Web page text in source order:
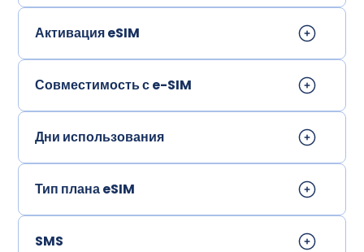
Активация eSIM
Совместимость с e-SIM
Дни использования
Тип плана eSIM
SMS